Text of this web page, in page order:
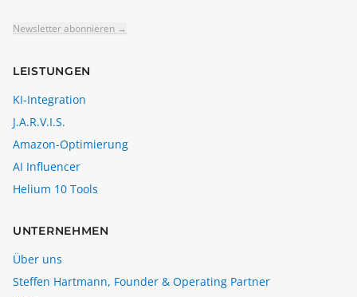
Newsletter abonnieren →
LEISTUNGEN
KI-Integration
J.A.R.V.I.S.
Amazon-Optimierung
AI Influencer
Helium 10 Tools
UNTERNEHMEN
Über uns
Steffen Hartmann, Founder & Operating Partner